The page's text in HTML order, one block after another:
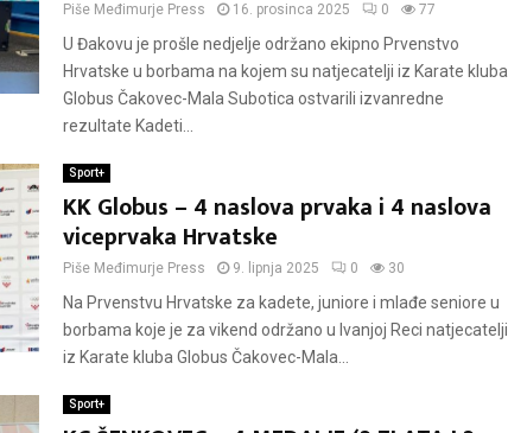
Piše Međimurje Press 16. prosinca 2025 0 77
U Đakovu je prošle nedjelje održano ekipno Prvenstvo
Hrvatske u borbama na kojem su natjecatelji iz Karate kluba
Globus Čakovec-Mala Subotica ostvarili izvanredne
rezultate Kadeti...
Sport+
KK Globus – 4 naslova prvaka i 4 naslova
viceprvaka Hrvatske
Piše Međimurje Press 9. lipnja 2025 0 30
Na Prvenstvu Hrvatske za kadete, juniore i mlađe seniore u
borbama koje je za vikend održano u Ivanjoj Reci natjecatelji
iz Karate kluba Globus Čakovec-Mala...
Sport+